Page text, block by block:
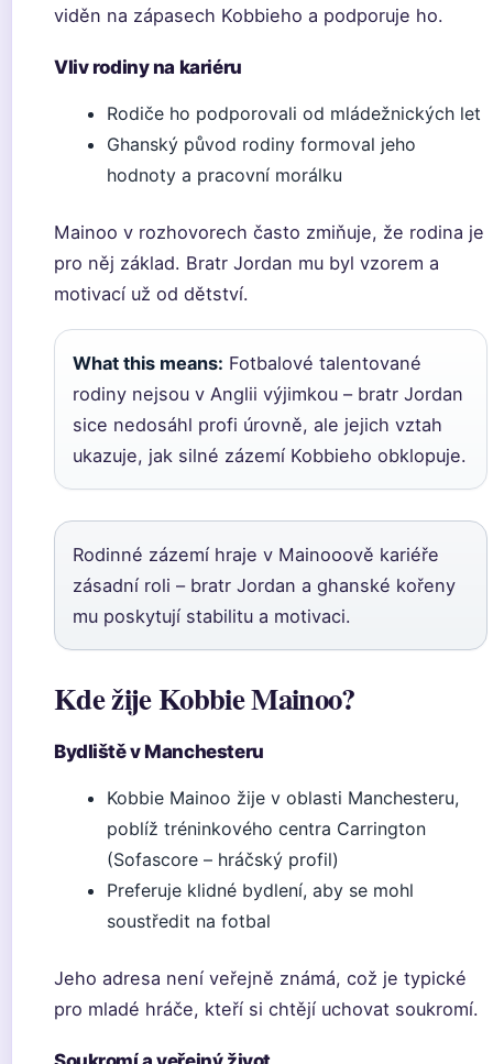
viděn na zápasech Kobbieho a podporuje ho.
Vliv rodiny na kariéru
Rodiče ho podporovali od mládežnických let
Ghanský původ rodiny formoval jeho
hodnoty a pracovní morálku
Mainoo v rozhovorech často zmiňuje, že rodina je
pro něj základ. Bratr Jordan mu byl vzorem a
motivací už od dětství.
What this means: Fotbalové talentované
rodiny nejsou v Anglii výjimkou – bratr Jordan
sice nedosáhl profi úrovně, ale jejich vztah
ukazuje, jak silné zázemí Kobbieho obklopuje.
Rodinné zázemí hraje v Mainooově kariéře
zásadní roli – bratr Jordan a ghanské kořeny
mu poskytují stabilitu a motivaci.
Kde žije Kobbie Mainoo?
Bydliště v Manchesteru
Kobbie Mainoo žije v oblasti Manchesteru,
poblíž tréninkového centra Carrington
(Sofascore – hráčský profil)
Preferuje klidné bydlení, aby se mohl
soustředit na fotbal
Jeho adresa není veřejně známá, což je typické
pro mladé hráče, kteří si chtějí uchovat soukromí.